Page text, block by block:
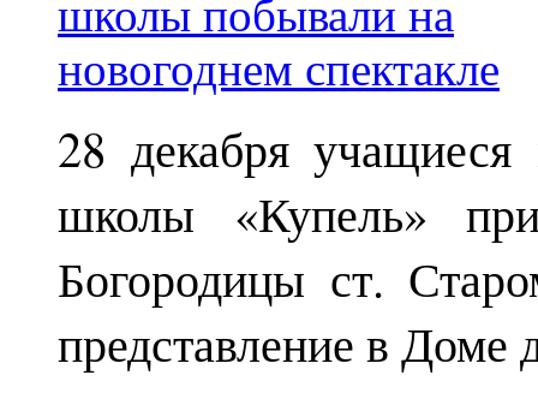
28 декабря
школы «Купель»
Богородицы ст.
представление в Доме